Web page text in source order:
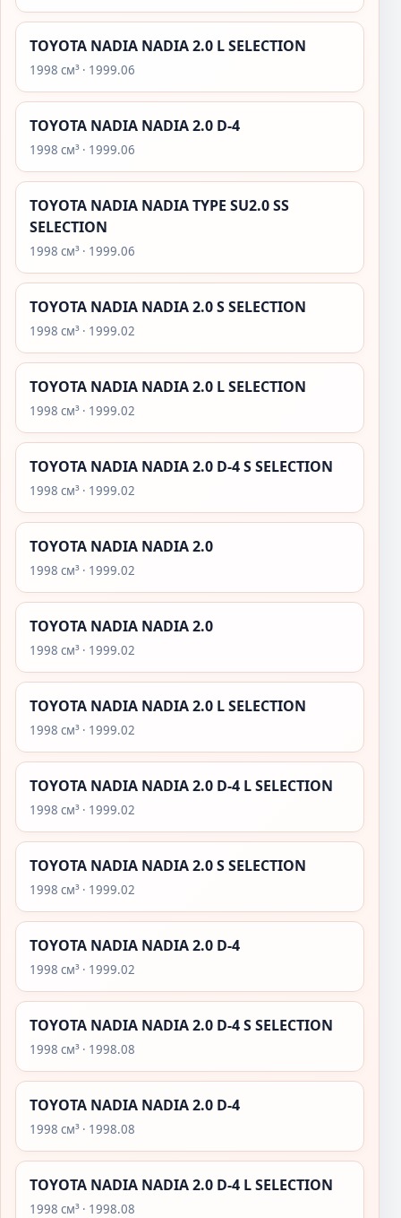
TOYOTA NADIA NADIA 2.0 L SELECTION
1998 см³ · 1999.06
TOYOTA NADIA NADIA 2.0 D-4
1998 см³ · 1999.06
TOYOTA NADIA NADIA TYPE SU2.0 SS
SELECTION
1998 см³ · 1999.06
TOYOTA NADIA NADIA 2.0 S SELECTION
1998 см³ · 1999.02
TOYOTA NADIA NADIA 2.0 L SELECTION
1998 см³ · 1999.02
TOYOTA NADIA NADIA 2.0 D-4 S SELECTION
1998 см³ · 1999.02
TOYOTA NADIA NADIA 2.0
1998 см³ · 1999.02
TOYOTA NADIA NADIA 2.0
1998 см³ · 1999.02
TOYOTA NADIA NADIA 2.0 L SELECTION
1998 см³ · 1999.02
TOYOTA NADIA NADIA 2.0 D-4 L SELECTION
1998 см³ · 1999.02
TOYOTA NADIA NADIA 2.0 S SELECTION
1998 см³ · 1999.02
TOYOTA NADIA NADIA 2.0 D-4
1998 см³ · 1999.02
TOYOTA NADIA NADIA 2.0 D-4 S SELECTION
1998 см³ · 1998.08
TOYOTA NADIA NADIA 2.0 D-4
1998 см³ · 1998.08
TOYOTA NADIA NADIA 2.0 D-4 L SELECTION
1998 см³ · 1998.08